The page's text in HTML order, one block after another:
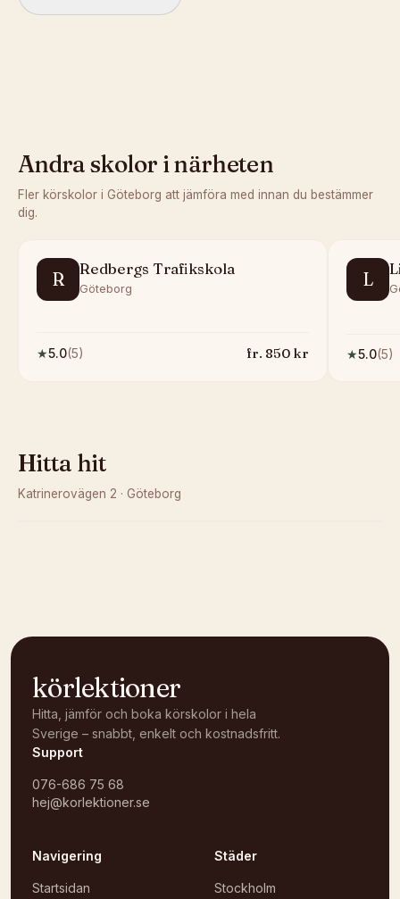
Andra skolor i närheten
Fler körskolor i Göteborg att jämföra med innan du bestämmer
dig.
R Redbergs Trafikskola
Göteborg
★5.0(5) fr. 850kr
L
★5.0(5)
Hitta hit
Katrinerovägen 2 · Göteborg
körlektioner
Hitta, jämför och boka körskolor i hela
Sverige – snabbt, enkelt och kostnadsfritt.
Support
076-686 75 68
hej@korlektioner.se
Navigering
Startsidan
Städer
Stockholm